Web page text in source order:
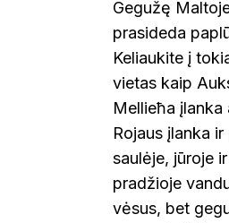
Gegužę
prasideda
Keliaukite į
vietas kaip
Mellieħa įlanka
Rojaus įlanka
saulėje, jūroje
pradžioje
vėsus, bet